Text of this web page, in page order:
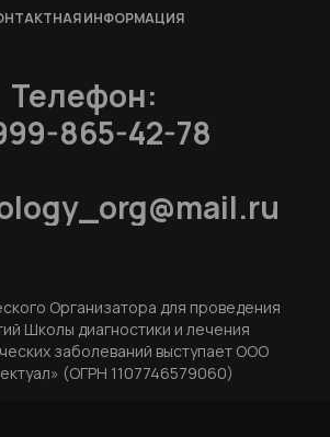
ИНФОРМАЦИЯ
Телефон:
865-42-78
Организатора для проведения
Школы диагностики и лечения
заболеваний выступает ООО
(ОГРН 1107746579060)